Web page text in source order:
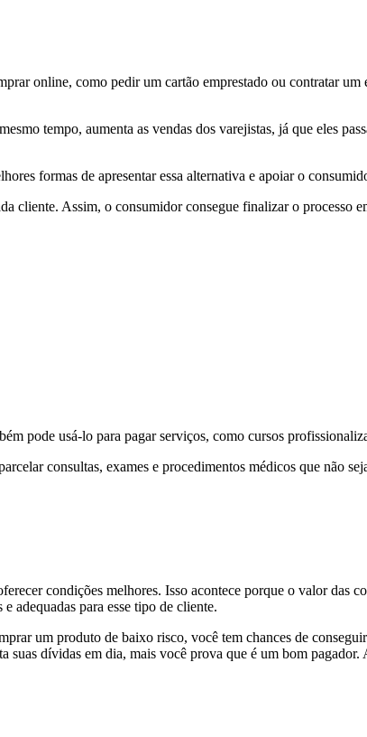
online, como pedir um cartão emprestado ou contratar um
tempo, aumenta as vendas dos varejistas, já que eles
formas de apresentar essa alternativa e apoiar o
cliente. Assim, o consumidor consegue finalizar o processo
pode usá-lo para pagar serviços, como cursos
consultas, exames e procedimentos médicos que não
condições melhores. Isso acontece porque o valor das
adequadas para esse tipo de cliente.
um produto de baixo risco, você tem chances de
dívidas em dia, mais você prova que é um bom pagador.